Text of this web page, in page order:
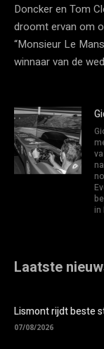
Doncker en Tom
droomt ervan om
“Monsieur Le
winnaar van de
in
Laatste
Lismont rijdt beste
07/08/2026